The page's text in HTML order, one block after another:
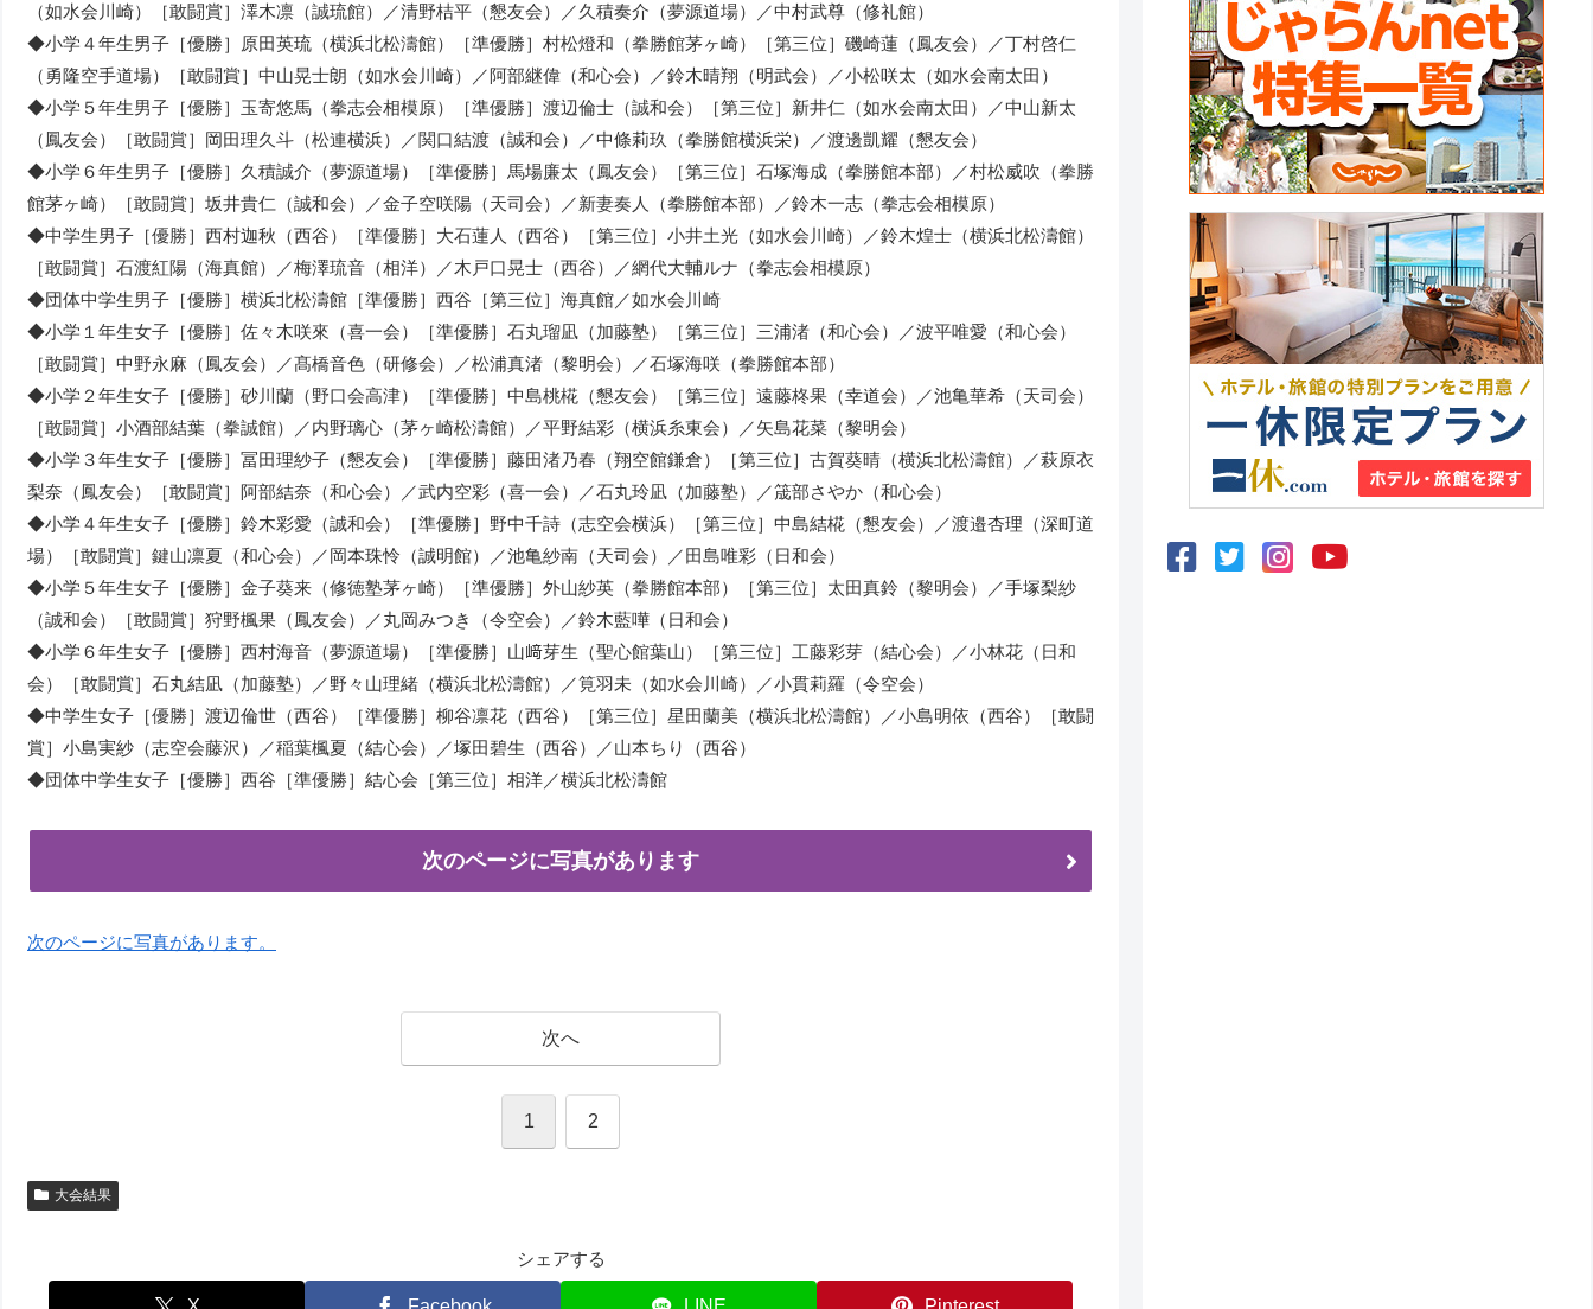
（如水会川崎）［敢闘賞］澤木凛（誠琉館）／清野桔平（懇友会）／久積奏介（夢源道場）／中村武尊（修礼館）
◆小学４年生男子［優勝］原田英琉（横浜北松濤館）［準優勝］村松燈和（拳勝館茅ヶ崎）［第三位］磯崎蓮（鳳友会）／丁村啓仁
（勇隆空手道場）［敢闘賞］中山晃士朗（如水会川崎）／阿部継偉（和心会）／鈴木晴翔（明武会）／小松咲太（如水会南太田）
◆小学５年生男子［優勝］玉寄悠馬（拳志会相模原）［準優勝］渡辺倫士（誠和会）［第三位］新井仁（如水会南太田）／中山新太
（鳳友会）［敢闘賞］岡田理久斗（松連横浜）／関口結渡（誠和会）／中條莉玖（拳勝館横浜栄）／渡邊凱耀（懇友会）
◆小学６年生男子［優勝］久積誠介（夢源道場）［準優勝］馬場廉太（鳳友会）［第三位］石塚海成（拳勝館本部）／村松威吹（拳勝
館茅ヶ崎）［敢闘賞］坂井貴仁（誠和会）／金子空咲陽（天司会）／新妻奏人（拳勝館本部）／鈴木一志（拳志会相模原）
◆中学生男子［優勝］西村迦秋（西谷）［準優勝］大石蓮人（西谷）［第三位］小井土光（如水会川崎）／鈴木煌士（横浜北松濤館）
［敢闘賞］石渡紅陽（海真館）／梅澤琉音（相洋）／木戸口晃士（西谷）／網代大輔ルナ（拳志会相模原）
◆団体中学生男子［優勝］横浜北松濤館［準優勝］西谷［第三位］海真館／如水会川崎
◆小学１年生女子［優勝］佐々木咲來（喜一会）［準優勝］石丸瑠凪（加藤塾）［第三位］三浦渚（和心会）／波平唯愛（和心会）
［敢闘賞］中野永麻（鳳友会）／髙橋音色（研修会）／松浦真渚（黎明会）／石塚海咲（拳勝館本部）
◆小学２年生女子［優勝］砂川蘭（野口会高津）［準優勝］中島桃椛（懇友会）［第三位］遠藤柊果（幸道会）／池亀華希（天司会）
［敢闘賞］小酒部結葉（拳誠館）／内野璃心（茅ヶ崎松濤館）／平野結彩（横浜糸東会）／矢島花菜（黎明会）
◆小学３年生女子［優勝］冨田理紗子（懇友会）［準優勝］藤田渚乃春（翔空館鎌倉）［第三位］古賀葵晴（横浜北松濤館）／萩原衣
梨奈（鳳友会）［敢闘賞］阿部結奈（和心会）／武内空彩（喜一会）／石丸玲凪（加藤塾）／筬部さやか（和心会）
◆小学４年生女子［優勝］鈴木彩愛（誠和会）［準優勝］野中千詩（志空会横浜）［第三位］中島結椛（懇友会）／渡邉杏理（深町道
場）［敢闘賞］鍵山凛夏（和心会）／岡本珠怜（誠明館）／池亀紗南（天司会）／田島唯彩（日和会）
◆小学５年生女子［優勝］金子葵来（修徳塾茅ヶ崎）［準優勝］外山紗英（拳勝館本部）［第三位］太田真鈴（黎明会）／手塚梨紗
（誠和会）［敢闘賞］狩野楓果（鳳友会）／丸岡みつき（令空会）／鈴木藍嘩（日和会）
◆小学６年生女子［優勝］西村海音（夢源道場）［準優勝］山﨑芽生（聖心館葉山）［第三位］工藤彩芽（結心会）／小林花（日和
会）［敢闘賞］石丸結凪（加藤塾）／野々山理緒（横浜北松濤館）／筧羽未（如水会川崎）／小貫莉羅（令空会）
◆中学生女子［優勝］渡辺倫世（西谷）［準優勝］柳谷凛花（西谷）［第三位］星田蘭美（横浜北松濤館）／小島明依（西谷）［敢闘
賞］小島実紗（志空会藤沢）／稲葉楓夏（結心会）／塚田碧生（西谷）／山本ちり（西谷）
◆団体中学生女子［優勝］西谷［準優勝］結心会［第三位］相洋／横浜北松濤館
次のページに写真があります
次のページに写真があります。
次へ
1 2
大会結果
シェアする